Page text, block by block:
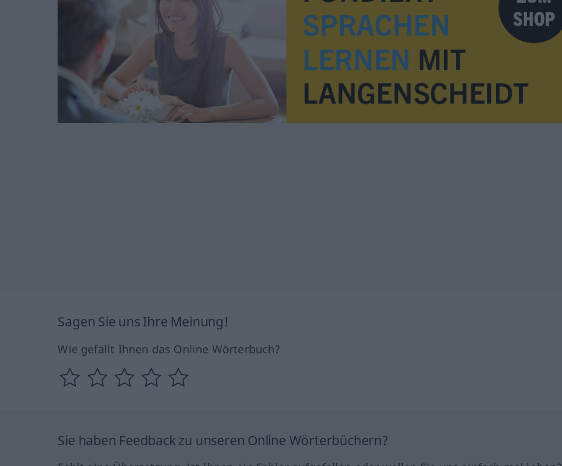
Sagen Sie uns Ihre Meinung!
Wie gefällt Ihnen das Online Wörterbuch?
Sie haben Feedback zu unseren Online Wörterbüchern?